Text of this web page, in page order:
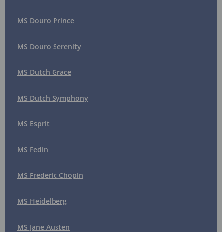
MS Douro Prince
MS Douro Serenity
MS Dutch Grace
MS Dutch Symphony
MS Esprit
MS Fedin
MS Frederic Chopin
MS Heidelberg
MS Jane Austen